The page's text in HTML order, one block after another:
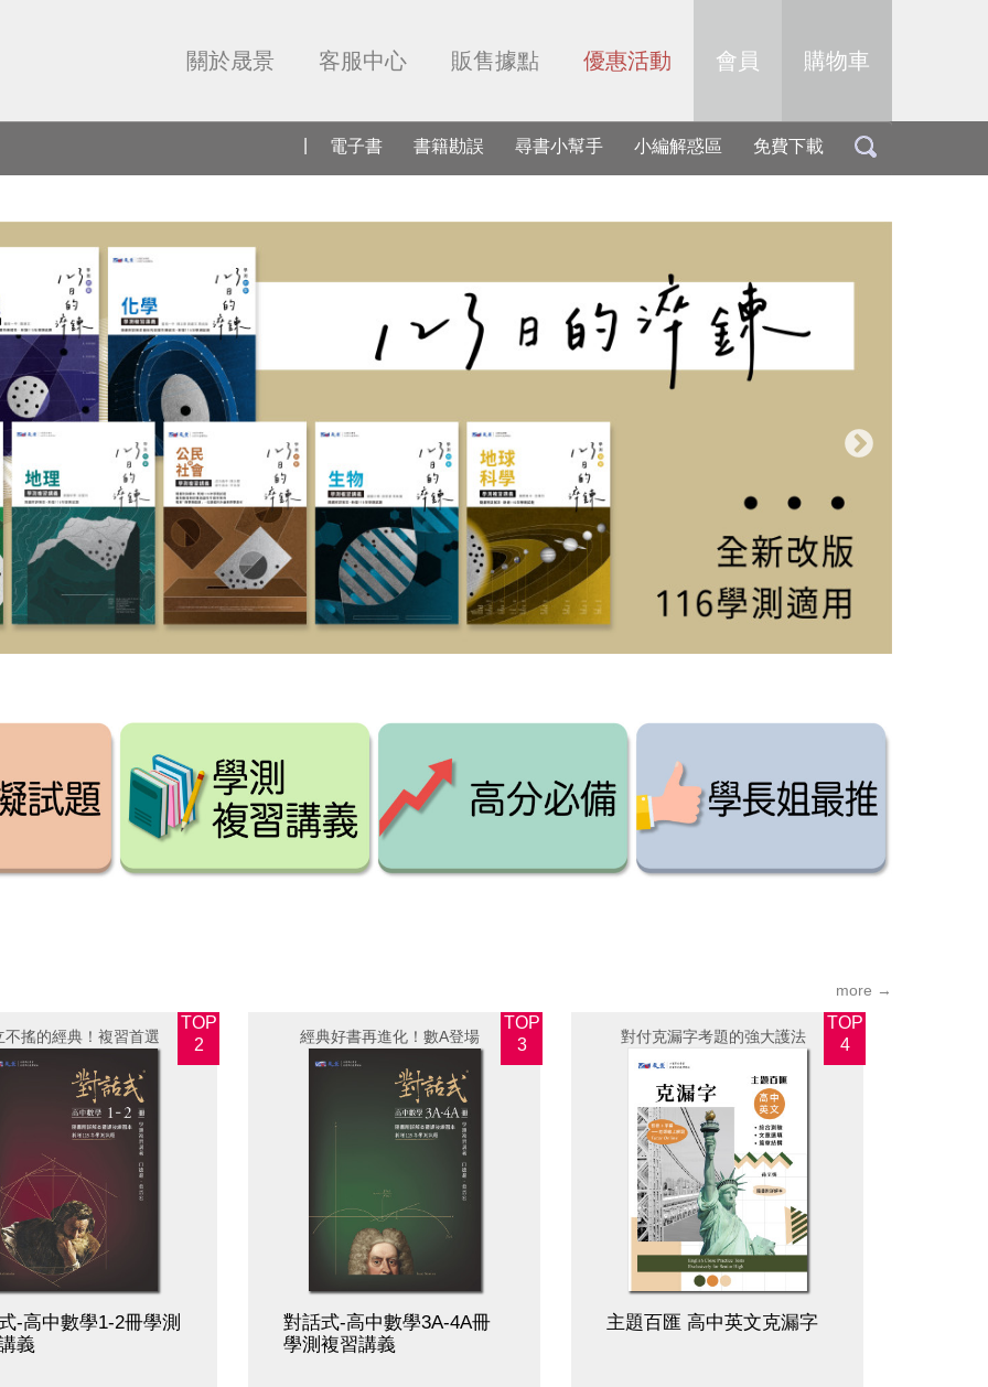
關於晟景 客服中心 販售據點 優惠活動 會員 購物車
電子書 書籍勘誤 尋書小幫手 小編解惑區 免費下載
more →
TOP
2
不搖的經典！複習首選
-高中數學1-2冊學測
義
TOP
3
經典好書再進化！數A登場
對話式-高中數學3A-4A冊
學測複習講義
TOP
4
對付克漏字考題的強大護法
主題百匯 高中英文克漏字